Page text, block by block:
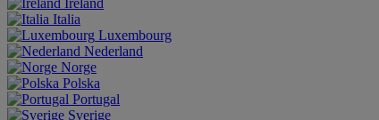
Ireland
Italia
Luxembourg
Nederland
Norge
Polska
Portugal
Sverige